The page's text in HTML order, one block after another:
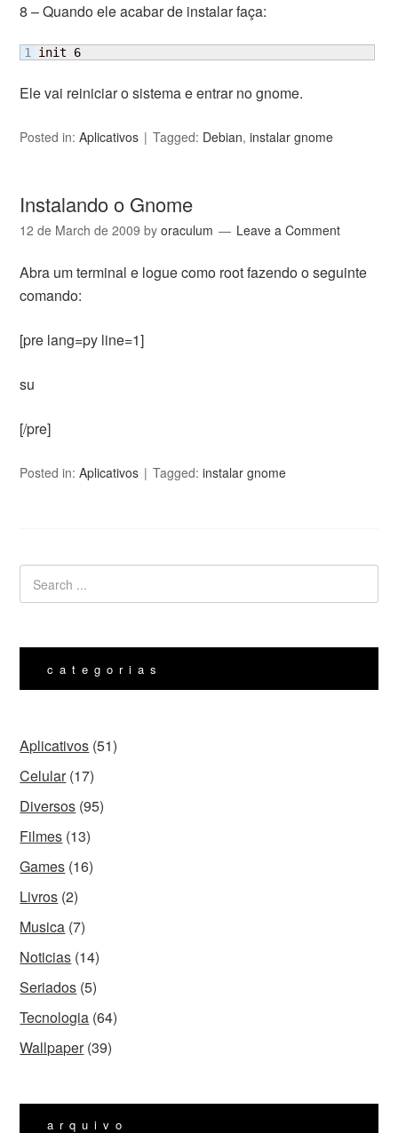
8 – Quando ele acabar de instalar faça:
init 6
Ele vai reiniciar o sistema e entrar no gnome.
Posted in:Aplicativos Tagged: Debian,instalar gnome
Instalando o Gnome
12 de March de 2009 byoraculum Leave a Comment
Abra um terminal e logue como root fazendo o seguinte
comando:
[pre lang=py line=1]
su
[/pre]
Posted in:Aplicativos Tagged:instalar gnome
categorias
Aplicativos (51)
Celular(17)
Diversos (95)
Filmes (13)
Games (16)
Livros (2)
Musica (7)
Noticias (14)
Seriados (5)
Tecnologia (64)
Wallpaper(39)
arquivo